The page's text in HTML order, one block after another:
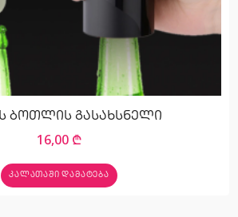
ბოთლის გასახსნელი
16,00 ₾
ᲙᲐᲚᲐᲗᲐᲨᲘ ᲓᲐᲛᲐᲢᲔᲑᲐ